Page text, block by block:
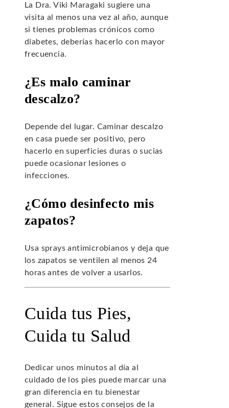
La Dra. Viki Maragaki sugiere una
visita al menos una vez al año, aunque
si tienes problemas crónicos como
diabetes, deberías hacerlo con mayor
frecuencia.
¿Es malo caminar
descalzo?
Depende del lugar. Caminar descalzo
en casa puede ser positivo, pero
hacerlo en superficies duras o sucias
puede ocasionar lesiones o
infecciones.
¿Cómo desinfecto mis
zapatos?
Usa sprays antimicrobianos y deja que
los zapatos se ventilen al menos 24
horas antes de volver a usarlos.
Cuida tus Pies,
Cuida tu Salud
Dedicar unos minutos al día al
cuidado de los pies puede marcar una
gran diferencia en tu bienestar
general. Sigue estos consejos de la